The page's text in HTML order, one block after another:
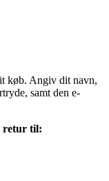
køb. Angiv dit navn,
samt den e-
retur til: